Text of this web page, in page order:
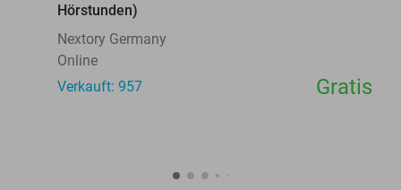
Hörstunden)
Nextory Germany
Online
Verkauft: 957
Gratis